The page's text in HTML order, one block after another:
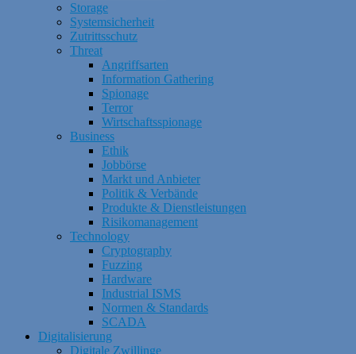
Storage
Systemsicherheit
Zutrittsschutz
Threat
Angriffsarten
Information Gathering
Spionage
Terror
Wirtschaftsspionage
Business
Ethik
Jobbörse
Markt und Anbieter
Politik & Verbände
Produkte & Dienstleistungen
Risikomanagement
Technology
Cryptography
Fuzzing
Hardware
Industrial ISMS
Normen & Standards
SCADA
Digitalisierung
Digitale Zwillinge